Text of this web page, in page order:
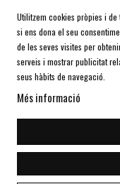
AVÍS
Utilitzem cookies pròpies i
si ens dona el seu
de les seves visites per
serveis i mostrar publicitat
seus hàbits de navegació.
Més informació